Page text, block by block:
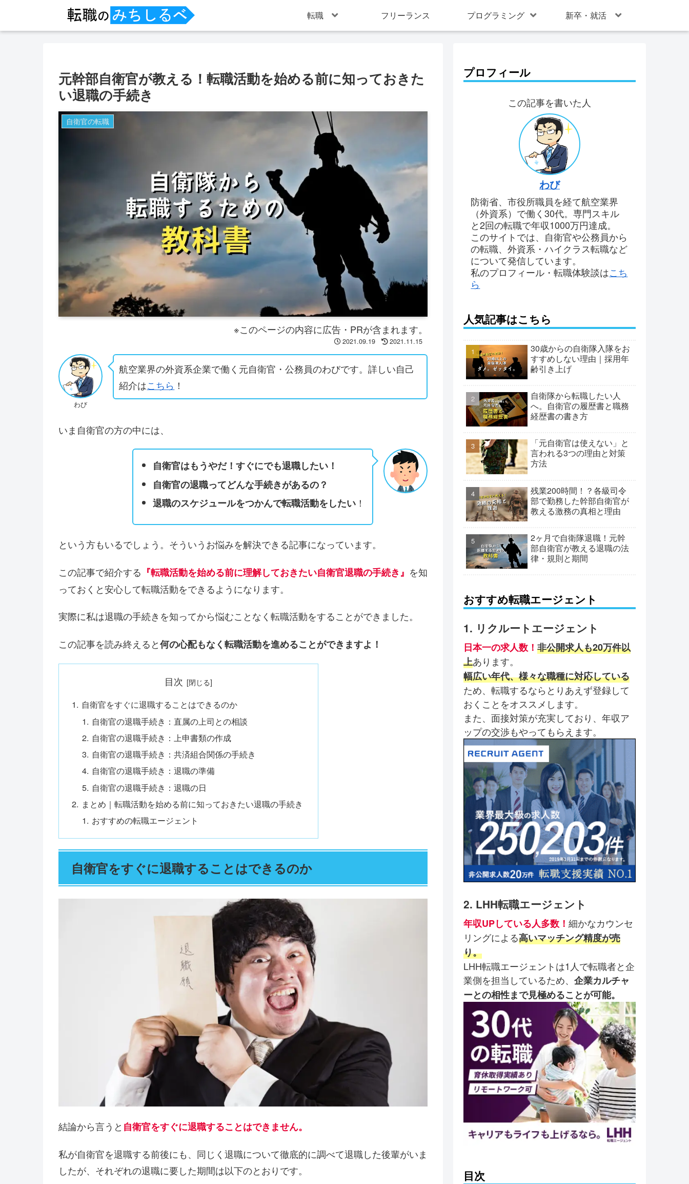
転職 フリーランス プログラミング 新卒・就活
元幹部自衛官が教える！転職活動を始める前に知っておきた
い退職の手続き
自衛官の転職
※このページの内容に広告・PRが含まれます。
2021.09.19 2021.11.15
わび
航空業界の外資系企業で働く元自衛官・公務員のわびです。詳しい自己
紹介はこちら ！
いま自衛官の方の中には、
自衛官はもうやだ！すぐにでも退職したい！
自衛官の退職ってどんな手続きがあるの？
退職のスケジュールをつかんで転職活動をしたい ！
という方もいるでしょう。そういうお悩みを解決できる記事になっています。
この記事で紹介する 『転職活動を始める前に理解しておきたい自衛官退職の手続き』 を知
っておくと安心して転職活動をできるようになります。
実際に私は退職の手続きを知ってから悩むことなく転職活動をすることができました。
この記事を読み終えると何の心配もなく転職活動を進めることができますよ！
目次
自衛官をすぐに退職することはできるのか
自衛官の退職手続き：直属の上司との相談
自衛官の退職手続き：上申書類の作成
自衛官の退職手続き：共済組合関係の手続き
自衛官の退職手続き：退職の準備
自衛官の退職手続き：退職の日
まとめ｜転職活動を始める前に知っておきたい退職の手続き
おすすめの転職エージェント
自衛官をすぐに退職することはできるのか
結論から言うと 自衛官をすぐに退職することはできません。
私が自衛官を退職する前後にも、同じく退職について徹底的に調べて退職した後輩がいま
したが、それぞれの退職に要した期間は以下のとおりです。
プロフィール
この記事を書いた人
わび
防衛省、市役所職員を経て航空業界
（外資系）で働く30代。専門スキル
と2回の転職で年収1000万円達成。
このサイトでは、自衛官や公務員から
の転職、外資系・ハイクラス転職など
について発信しています。
私のプロフィール・転職体験談はこち
ら
人気記事はこちら
30歳からの自衛隊入隊をお
すすめしない理由｜採用年
齢引き上げ
自衛隊から転職したい人
へ。自衛官の履歴書と職務
経歴書の書き方
「元自衛官は使えない」と
言われる3つの理由と対策
方法
残業200時間！？各級司令
部で勤務した幹部自衛官が
教える激務の真相と理由
2ヶ月で自衛隊退職！元幹
部自衛官が教える退職の法
律・規則と期間
おすすめ転職エージェント
1. リクルートエージェント
日本一の求人数！ 非公開求人も20万件以
上あります。
幅広い年代、様々な職種に対応している
ため、転職するならとりあえず登録して
おくことをオススメします。
また、面接対策が充実しており、年収ア
ップの交渉もやってもらえます。
2. LHH転職エージェント
年収UPしている人多数！ 細かなカウンセ
リングによる高いマッチング精度が売
り。
LHH転職エージェントは1人で転職者と企
業側を担当しているため、 企業カルチャ
ーとの相性まで見極めることが可能。
目次